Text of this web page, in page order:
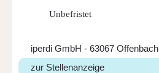
Unbefristet
iperdi GmbH - 63067 Offenbach
zur Stellenanzeige